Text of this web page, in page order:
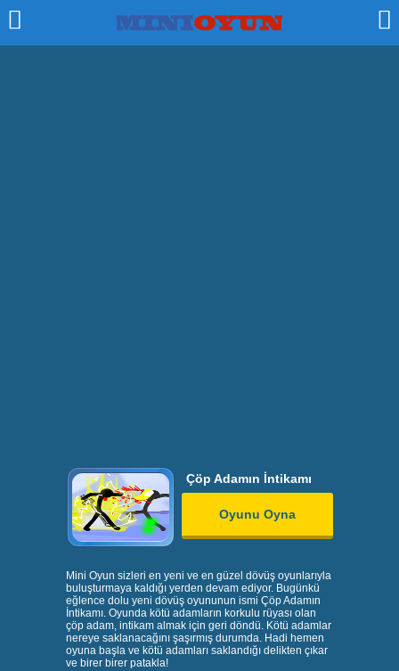
Çöp Adamın İntikamı
Oyunu Oyna
Mini Oyun sizleri en yeni ve en güzel dövüş oyunlarıyla
buluşturmaya kaldığı yerden devam ediyor. Bugünkü
eğlence dolu yeni dövüş oyununun ismi Çöp Adamın
İntikamı. Oyunda kötü adamların korkulu rüyası olan
çöp adam, intikam almak için geri döndü. Kötü adamlar
nereye saklanacağını şaşırmış durumda. Hadi hemen
oyuna başla ve kötü adamları saklandığı delikten çıkar
ve birer birer patakla!